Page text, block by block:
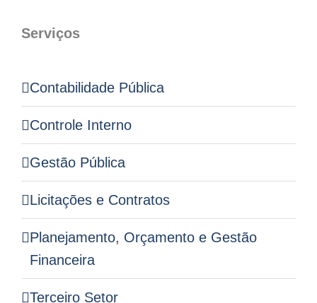
Serviços
Contabilidade Pública
Controle Interno
Gestão Pública
Licitações e Contratos
Planejamento, Orçamento e Gestão
Financeira
Terceiro Setor